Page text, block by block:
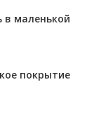
в маленькой
покрытие